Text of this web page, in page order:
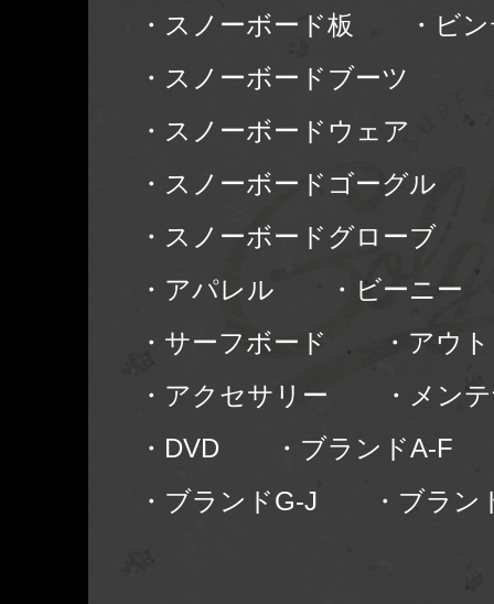
・スノーボード板
・ビ
・スノーボードブーツ
・スノーボードウェア
・スノーボードゴーグル
・スノーボードグローブ
・アパレル
・ビーニー
・サーフボード
・アウ
・アクセサリー
・メン
・DVD
・ブランドA-F
・ブランドG-J
・ブラン